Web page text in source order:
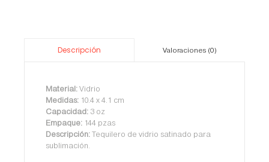
Descripción Valoraciones (0)
Material: Vidrio
Medidas: 10.4 x 4.1 cm
Capacidad: 3 oz
Empaque: 144 pzas
Descripción: Tequilero de vidrio satinado para
sublimación.